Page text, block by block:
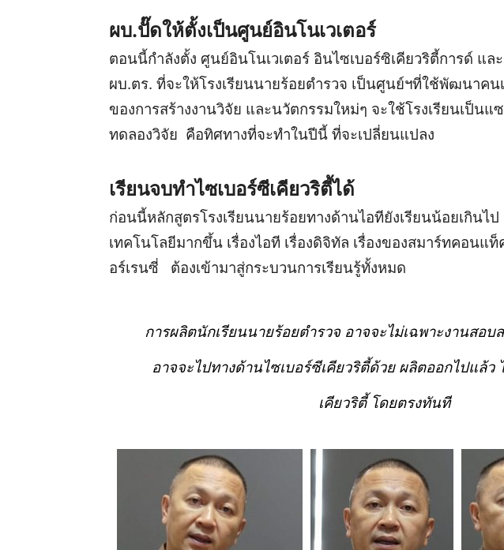
ผบ.ปั๊ดให้ตั้งเป็นศูนย์อินโนเวเตอร์
ตอนนี้กำลังตั้ง ศูนย์อินโนเวเตอร์ อินไซเบอร์ซิเคียวริตี้การด์ แ
ผบ.ตร. ที่จะให้โรงเรียนนายร้อยตำรวจ เป็นศูนย์ฯที่ใช้พัฒนาคนเ
ของการสร้างงานวิจัย และนวัตกรรมใหม่ๆ จะใช้โรงเรียนเป็นแ
ทดลองวิจัย คือทิศทางที่จะทำในปีนี้ ที่จะเปลี่ยนแปลง
เรียนจบทำไซเบอร์ซีเคียวริตี้ได้
ก่อนนี้หลักสูตรโรงเรียนนายร้อยทางด้านไอทียังเรียนน้อยเกินไ
เทคโนโลยีมากขึ้น เรื่องไอที เรื่องดิจิทัล เรื่องของสมาร์ทคอนแท็
อร์เรนซี่ ต้องเข้ามาสู่กระบวนการเรียนรู้ทั้งหมด
การผลิตนักเรียนนายร้อยตำรวจ อาจจะไม่เฉพาะงานสอบ
อาจจะไปทางด้านไซเบอร์ซีเคียวริตี้ด้วย ผลิตออกไปแล้ว
เคียวริตี้ โดยตรงทันที